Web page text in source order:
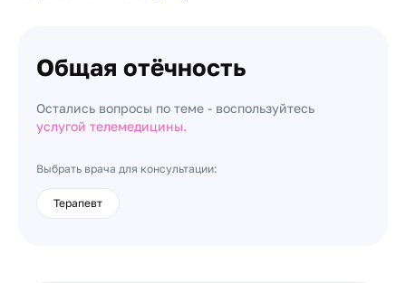
Общая отёчность
Остались вопросы по теме - воспользуйтесь
услугой телемедицины.
Выбрать врача для консультации:
Терапевт